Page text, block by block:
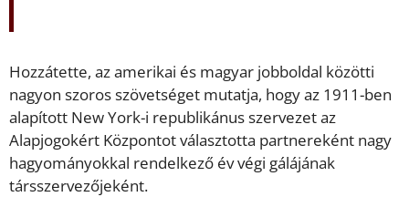
Hozzátette, az amerikai és magyar jobboldal közötti
nagyon szoros szövetséget mutatja, hogy az 1911-ben
alapított New York-i republikánus szervezet az
Alapjogokért Központot választotta partnereként nagy
hagyományokkal rendelkező év végi gálájának
társszervezőjeként.